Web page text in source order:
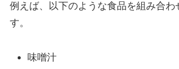
例えば、以下のような食品を組み合わ
す。
味噌汁